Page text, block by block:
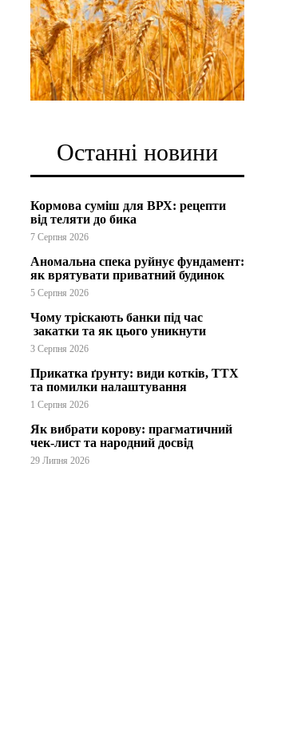
Останні новини
Кормова суміш для ВРХ: рецепти
від теляти до бика
7 Серпня 2026
Аномальна спека руйнує фундамент:
як врятувати приватний будинок
5 Серпня 2026
Чому тріскають банки під час
закатки та як цього уникнути
3 Серпня 2026
Прикатка ґрунту: види котків, ТТХ
та помилки налаштування
1 Серпня 2026
Як вибрати корову: прагматичний
чек-лист та народний досвід
29 Липня 2026